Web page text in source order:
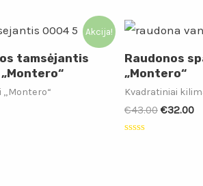
Akcija!
tamsėjantis
Raudonos
„Montero“
Kvadratiniai
€43.00 €32.00